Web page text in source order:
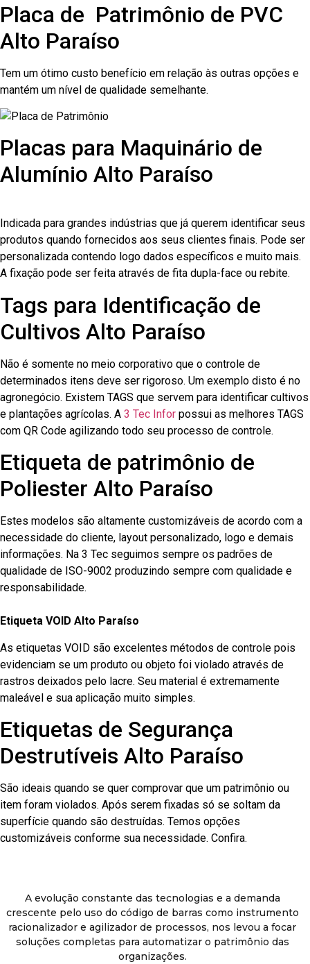
Placa de Patrimônio de PVC
Alto Paraíso
Tem um ótimo custo benefício em relação às outras opções e
mantém um nível de qualidade semelhante.
Placas para Maquinário de
Alumínio Alto Paraíso
Indicada para grandes indústrias que já querem identificar seus
produtos quando fornecidos aos seus clientes finais. Pode ser
personalizada contendo logo dados específicos e muito mais.
A fixação pode ser feita através de fita dupla-face ou rebite.
Tags para Identificação de
Cultivos Alto Paraíso
Não é somente no meio corporativo que o controle de
determinados itens deve ser rigoroso. Um exemplo disto é no
agronegócio. Existem TAGS que servem para identificar cultivos
e plantações agrícolas. A 3 Tec Infor possui as melhores TAGS
com QR Code agilizando todo seu processo de controle.
Etiqueta de patrimônio de
Poliester Alto Paraíso
Estes modelos são altamente customizáveis de acordo com a
necessidade do cliente, layout personalizado, logo e demais
informações. Na 3 Tec seguimos sempre os padrões de
qualidade de ISO-9002 produzindo sempre com qualidade e
responsabilidade.
Etiqueta VOID Alto Paraíso
As etiquetas VOID são excelentes métodos de controle pois
evidenciam se um produto ou objeto foi violado através de
rastros deixados pelo lacre. Seu material é extremamente
maleável e sua aplicação muito simples.
Etiquetas de Segurança
Destrutíveis Alto Paraíso
São ideais quando se quer comprovar que um patrimônio ou
item foram violados. Após serem fixadas só se soltam da
superfície quando são destruídas. Temos opções
customizáveis conforme sua necessidade. Confira.
A evolução constante das tecnologias e a demanda
crescente pelo uso do código de barras como instrumento
racionalizador e agilizador de processos, nos levou a focar
soluções completas para automatizar o patrimônio das
organizações.